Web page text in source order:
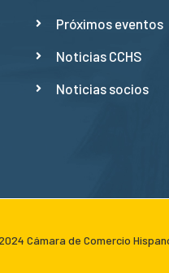
Próximos eventos
Noticias CCHS
Noticias socios
Cámara de Comercio